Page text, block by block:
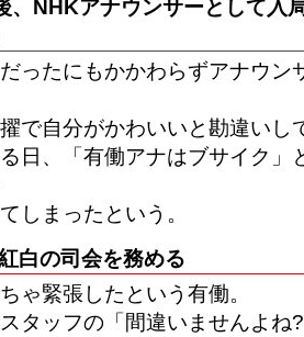
、NHKアナウンサーとして
ったにもかかわらずアナウン
で自分がかわいいと勘違いし
日、「有働アナはブサイク」
しまったという。
白の司会を務める
ゃ緊張したという有働。
タッフの「間違いませんよね